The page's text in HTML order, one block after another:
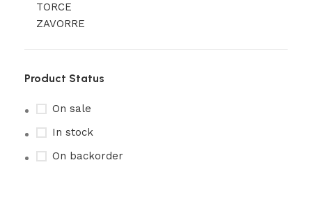
TORCE
ZAVORRE
Product Status
On sale
In stock
On backorder